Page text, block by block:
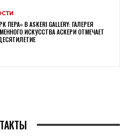
ПЕРА» В ASKERI GALLERY: ГАЛЕРЕЯ
ИСКУССТВА АСКЕРИ ОТМЕЧАЕТ